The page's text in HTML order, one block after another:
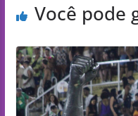
Você pode